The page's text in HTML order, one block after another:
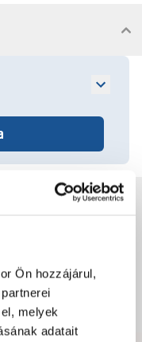
Ön hozzájárul,
melyek
adatait